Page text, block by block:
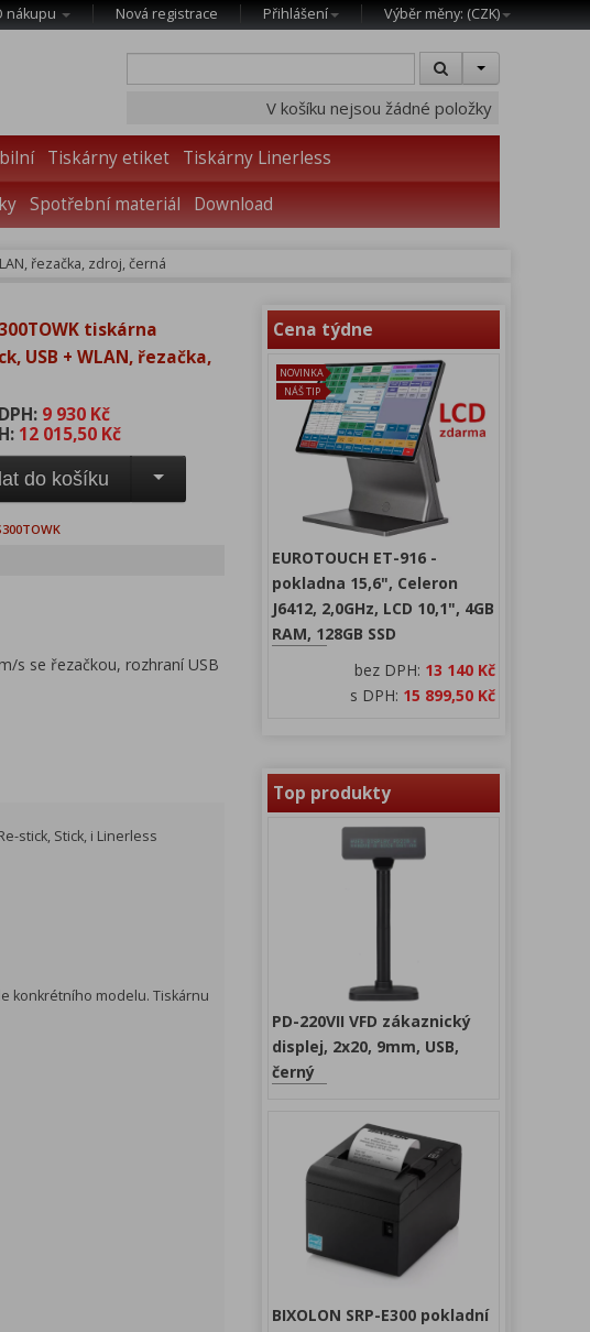
nákupu Nová registrace Přihlášení Výběr měny: (CZK)
V košíku nejsou žádné položky
Tiskárny etiket
Tiskárny Linerless
Spotřební materiál Download
řezačka, zdroj, černá
tiskárna
USB + WLAN, řezačka,
9 930 Kč
12 015,50 Kč
do košíku
s se řezačkou, rozhraní USB
stick, Stick, i Linerless
konkrétního modelu. Tiskárnu
Cena týdne
NOVINKA
NÁŠ TIP
EUROTOUCH ET-916 -
pokladna 15,6", Celeron
J6412, 2,0GHz, LCD 10,1", 4GB
RAM, 128GB SSD
bez DPH: 13 140 Kč
s DPH: 15 899,50 Kč
Top produkty
PD-220VII VFD zákaznický
displej, 2x20, 9mm, USB,
černý
BIXOLON SRP-E300 pokladní